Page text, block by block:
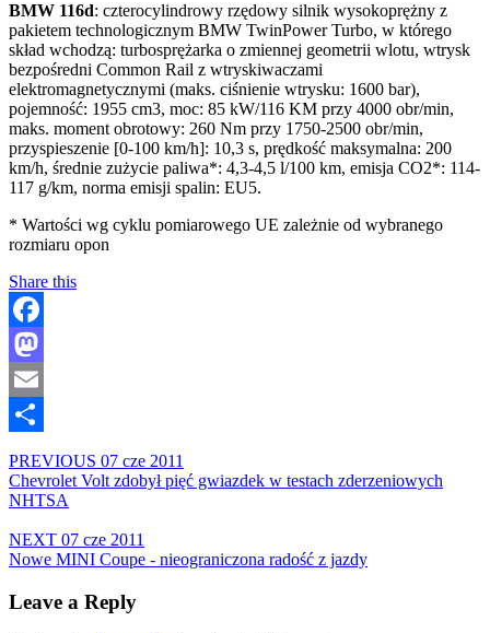
BMW 116d: czterocylindrowy rzędowy silnik wysokoprężny z
pakietem technologicznym BMW TwinPower Turbo, w którego
skład wchodzą: turbosprężarka o zmiennej geometrii wlotu, wtrysk
bezpośredni Common Rail z wtryskiwaczami
elektromagnetycznymi (maks. ciśnienie wtrysku: 1600 bar),
pojemność: 1955 cm3, moc: 85 kW/116 KM przy 4000 obr/min,
maks. moment obrotowy: 260 Nm przy 1750-2500 obr/min,
przyspieszenie [0-100 km/h]: 10,3 s, prędkość maksymalna: 200
km/h, średnie zużycie paliwa*: 4,3-4,5 l/100 km, emisja CO2*: 114-
117 g/km, norma emisji spalin: EU5.
* Wartości wg cyklu pomiarowego UE zależnie od wybranego
rozmiaru opon
Share this
Facebook
Mastodon
Email
PREVIOUS 07 cze 2011
Chevrolet Volt zdobył pięć gwiazdek w testach zderzeniowych
NHTSA
NEXT 07 cze 2011
Nowe MINI Coupe - nieograniczona radość z jazdy
Leave a Reply